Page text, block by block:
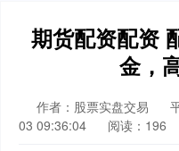
期货配资配资
金，
作者：股票实盘交易
03 09:36:04
阅读：196